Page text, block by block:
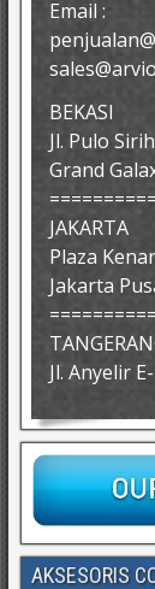
Email :
BEKASI
Jl. Pulo
Grand
JAKARTA
Plaza
Jakarta
Jl. Anyelir
AKSESORIS